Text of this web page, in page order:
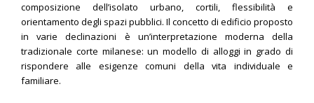
composizione dell’isolato urbano, cortili, flessibilità e
orientamento degli spazi pubblici. Il concetto di edificio proposto
in varie declinazioni è un’interpretazione moderna della
tradizionale corte milanese: un modello di alloggi in grado di
rispondere alle esigenze comuni della vita individuale e
familiare.